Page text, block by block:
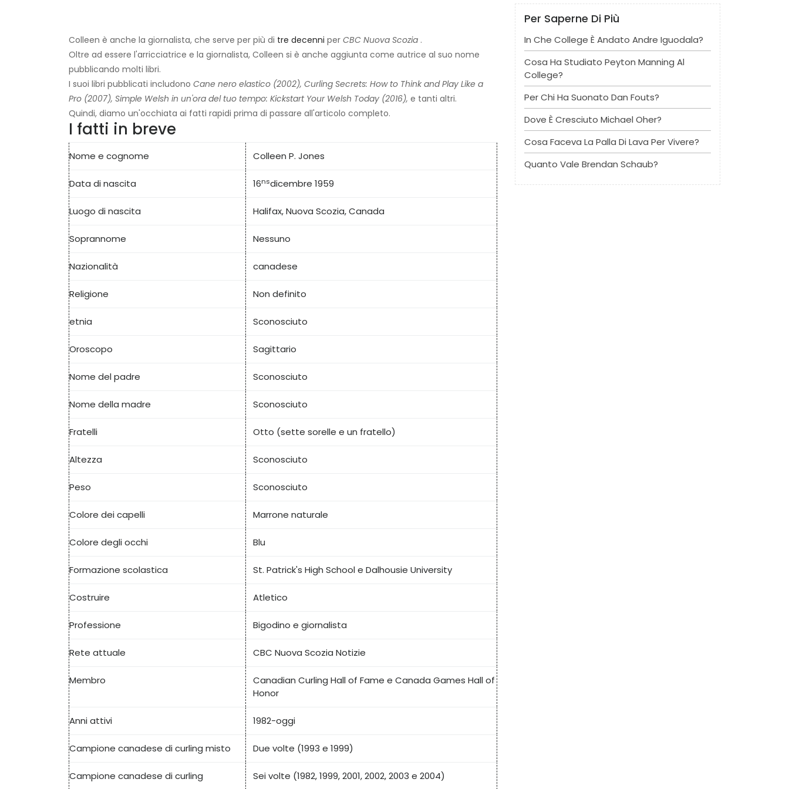
Colleen è anche la giornalista, che serve per più di tre decenni per CBC Nuova Scozia .
Oltre ad essere l'arricciatrice e la giornalista, Colleen si è anche aggiunta come autrice al suo nome
pubblicando molti libri.
I suoi libri pubblicati includono Cane nero elastico (2002), Curling Secrets: How to Think and Play Like a
Pro (2007), Simple Welsh in un'ora del tuo tempo: Kickstart Your Welsh Today (2016), e tanti altri.
Quindi, diamo un'occhiata ai fatti rapidi prima di passare all'articolo completo.
I fatti in breve
Nome e cognome Colleen P. Jones
Data di nascita 16nsdicembre 1959
Luogo di nascita Halifax, Nuova Scozia, Canada
Soprannome Nessuno
Nazionalità canadese
Religione Non definito
etnia Sconosciuto
Oroscopo Sagittario
Nome del padre Sconosciuto
Nome della madre Sconosciuto
Fratelli Otto (sette sorelle e un fratello)
Altezza Sconosciuto
Peso Sconosciuto
Colore dei capelli Marrone naturale
Colore degli occhi Blu
Formazione scolastica St. Patrick's High School e Dalhousie University
Costruire Atletico
Professione Bigodino e giornalista
Rete attuale CBC Nuova Scozia Notizie
Membro
Canadian Curling Hall of Fame e Canada Games Hall of
Honor
Anni attivi 1982-oggi
Campione canadese di curling misto Due volte (1993 e 1999)
Campione canadese di curling Sei volte (1982, 1999, 2001, 2002, 2003 e 2004)
Per Saperne Di Più
In Che College È Andato Andre Iguodala?
Cosa Ha Studiato Peyton Manning Al
College?
Per Chi Ha Suonato Dan Fouts?
Dove È Cresciuto Michael Oher?
Cosa Faceva La Palla Di Lava Per Vivere?
Quanto Vale Brendan Schaub?